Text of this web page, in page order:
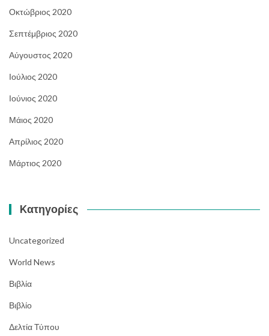
Οκτώβριος 2020
Σεπτέμβριος 2020
Αύγουστος 2020
Ιούλιος 2020
Ιούνιος 2020
Μάιος 2020
Απρίλιος 2020
Μάρτιος 2020
Kατηγορίες
Uncategorized
World News
Βιβλία
Βιβλίο
Δελτία Τύπου